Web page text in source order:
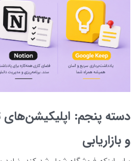
دسته پنجم: اپلیکیشن‌های
و بازاریابی